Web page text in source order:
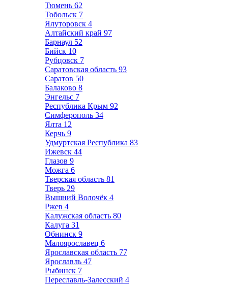
Тюмень 62
Тобольск 7
Ялуторовск 4
Алтайский край 97
Барнаул 52
Бийск 10
Рубцовск 7
Саратовская область 93
Саратов 50
Балаково 8
Энгельс 7
Республика Крым 92
Симферополь 34
Ялта 12
Керчь 9
Удмуртская Республика 83
Ижевск 44
Глазов 9
Можга 6
Тверская область 81
Тверь 29
Вышний Волочёк 4
Ржев 4
Калужская область 80
Калуга 31
Обнинск 9
Малоярославец 6
Ярославская область 77
Ярославль 47
Рыбинск 7
Переславль-Залесский 4